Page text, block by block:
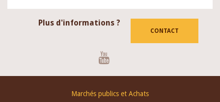
Plus d'informations ?
CONTACT
Marchés publics et Achats